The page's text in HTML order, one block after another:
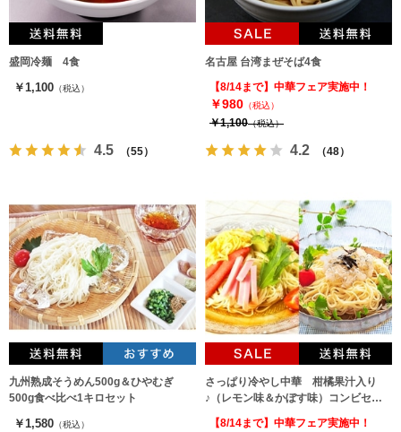
盛岡冷麺 4食
￥1,100 （税込）
4.5 （55）
名古屋 台湾まぜそば4食
【8/14まで】中華フェア実施中！
￥980 （税込）
￥1,100（税込）
4.2 （48）
九州熟成そうめん500g＆ひやむぎ
500g食べ比べ1キロセット
￥1,580 （税込）
さっぱり冷やし中華 柑橘果汁入り
♪（レモン味＆かぼす味）コンビセッ
ト（2種6人前）
【8/14まで】中華フェア実施中！